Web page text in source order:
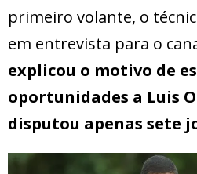
primeiro volante, o
em entrevista para o
explicou o motivo de
oportunidades a Luis
disputou apenas sete